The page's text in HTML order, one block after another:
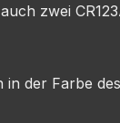
zwei
der Farbe